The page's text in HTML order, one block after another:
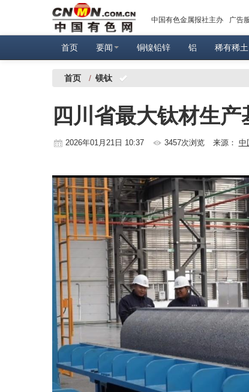
中国有色金属报社主办 广告
首页 要闻 铜镍铅锌 铝 稀有稀土
首页 / 镁钛
四川省最大钛材生
2026年01月21日 10:37 3457次浏览 来源： 中